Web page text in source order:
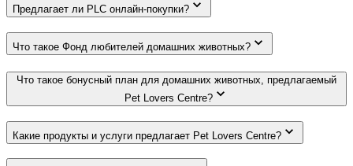
Предлагает ли PLC онлайн-покупки?
Что такое Фонд любителей домашних животных?
Что такое бонусный план для домашних животных, предлагаемый
Pet Lovers Centre?
Какие продукты и услуги предлагает Pet Lovers Centre?